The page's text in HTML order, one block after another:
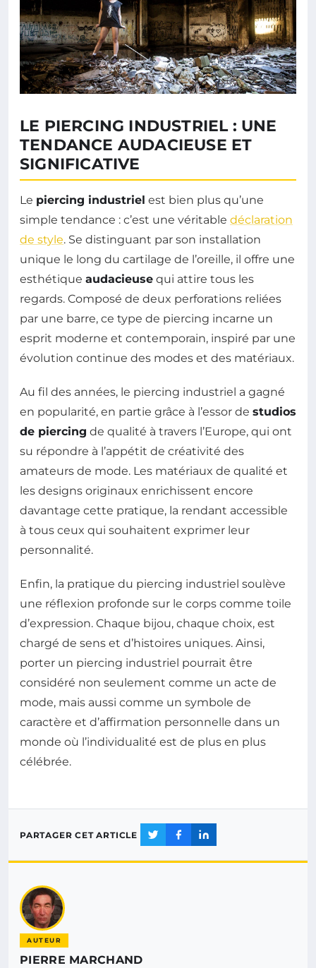
LE PIERCING INDUSTRIEL : UNE
TENDANCE AUDACIEUSE ET
SIGNIFICATIVE
Le piercing industriel est bien plus qu’une
simple tendance : c’est une véritable déclaration
de style. Se distinguant par son installation
unique le long du cartilage de l’oreille, il offre une
esthétique audacieuse qui attire tous les
regards. Composé de deux perforations reliées
par une barre, ce type de piercing incarne un
esprit moderne et contemporain, inspiré par une
évolution continue des modes et des matériaux.
Au fil des années, le piercing industriel a gagné
en popularité, en partie grâce à l’essor de studios
de piercing de qualité à travers l’Europe, qui ont
su répondre à l’appétit de créativité des
amateurs de mode. Les matériaux de qualité et
les designs originaux enrichissent encore
davantage cette pratique, la rendant accessible
à tous ceux qui souhaitent exprimer leur
personnalité.
Enfin, la pratique du piercing industriel soulève
une réflexion profonde sur le corps comme toile
d’expression. Chaque bijou, chaque choix, est
chargé de sens et d’histoires uniques. Ainsi,
porter un piercing industriel pourrait être
considéré non seulement comme un acte de
mode, mais aussi comme un symbole de
caractère et d’affirmation personnelle dans un
monde où l’individualité est de plus en plus
célébrée.
PARTAGER CET ARTICLE
AUTEUR
PIERRE MARCHAND